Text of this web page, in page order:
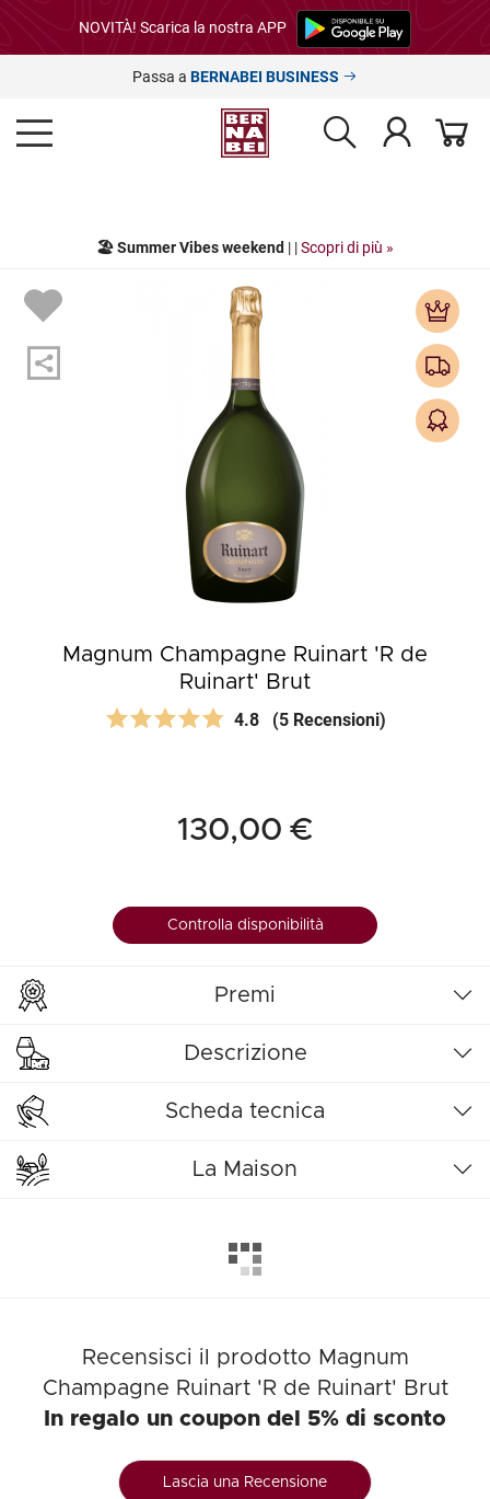
NOVITÀ! Scarica la nostra APP
Passa a BERNABEI BUSINESS
🏖️ Summer Vibes weekend | |Scopri di più »
Magnum Champagne Ruinart 'R de
Ruinart' Brut
4.8 (5 Recensioni)
130,00 €
Controlla disponibilità
Premi
Descrizione
Scheda tecnica
La Maison
Recensisci il prodotto Magnum
Champagne Ruinart 'R de Ruinart' Brut
In regalo un coupon del 5% di sconto
Lascia una Recensione